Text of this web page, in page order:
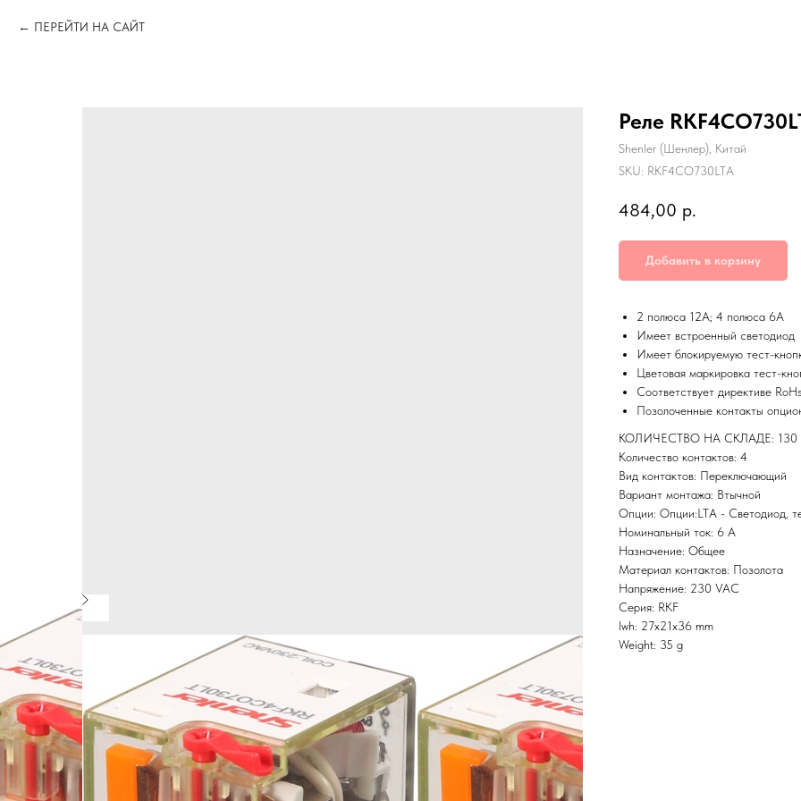
ПЕРЕЙТИ НА САЙТ
Реле
Shenler (Шенлер), Китай
SKU: RKF4CO730LTA
484,00 р.
Добавить в корзину
2 полюса 12А; 4 полюса 6А
Имеет встроенный светодиод
Имеет блокируемую тест-
Цветовая маркировка тест-
Соответствует директиве
Позолоченные контакты
КОЛИЧЕСТВО НА СКЛАДЕ: 130
Количество контактов: 4
Вид контактов: Переключающий
Вариант монтажа: Втычной
Опции: Опции:LTA - Светодиод,
Номинальный ток: 6 А
Назначение: Общее
Материал контактов: Позолота
Напряжение: 230 VAC
Серия: RKF
lwh: 27x21x36 mm
Weight: 35 g